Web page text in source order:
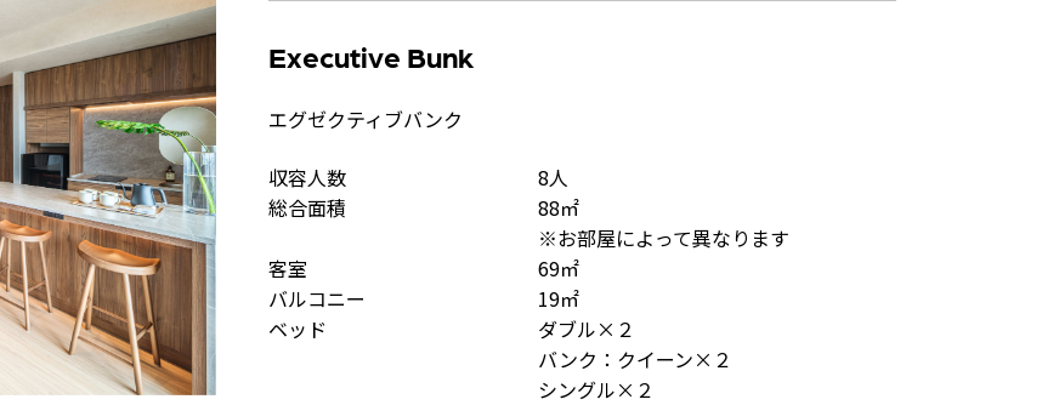
Executive Bunk
エグゼクティブバンク
収容人数
総合面積
客室
バルコニー
ベッド
8人
88㎡
※お部屋によって異なります
69㎡
19㎡
ダブル×２
バンク：クイーン×２
シングル×２